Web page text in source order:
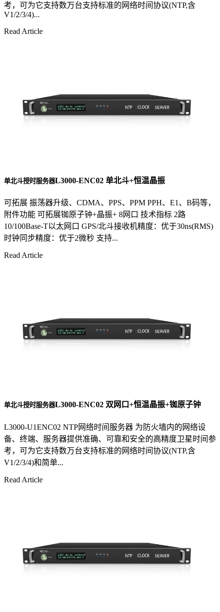
考，可为它支持数万台支持标准的网络时间协议(NTP,含
V1/2/3/4)...
Read Article
单北斗授时服务器L3000-ENC02 单北斗+恒温晶振
可拓展 振荡器升级、CDMA、PPS、PPM PPH、E1、B码等，
附件功能 可拓展铷原子钟+晶振+ 8网口 技术指标 2路
10/100Base-T以太网口 GPS/北斗接收机精度：优于30ns(RMS)
时钟同步精度：优于2微秒 支持...
Read Article
单北斗授时服务器L3000-ENC02 双网口+恒温晶振+铷原子钟
L3000-U1ENC02 NTP网络时间服务器 为防火墙内的网络设
备、终端、服务器提供准确、可靠和安全的高精度卫星时间参
考，可为它支持数万台支持标准的网络时间协议(NTP,含
V1/2/3/4)和简单...
Read Article